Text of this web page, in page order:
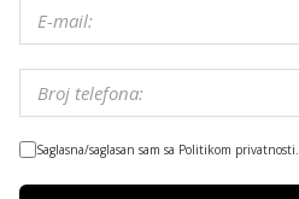
Saglasna/saglasan sam sa Politikom privatnosti.